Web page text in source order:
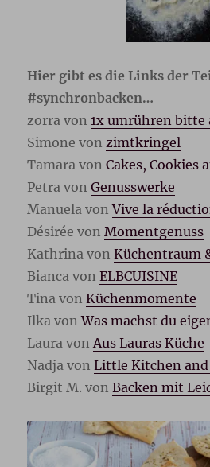
Hier gibt es die Links der
#synchronbacken…
zorra von1x umrühren bitte
Simone von zimtkringel
Tamara vonCakes, Cookies
Petra vonGenusswerke
Manuela vonVive la
Désirée von Momentgenuss
Kathrina vonKüchentraum
Bianca vonELBCUISINE
Tina vonKüchenmomente
Ilka vonWas machst du
Laura von Aus Lauras Küche
Nadja vonLittle Kitchen
Birgit M. vonBacken mit